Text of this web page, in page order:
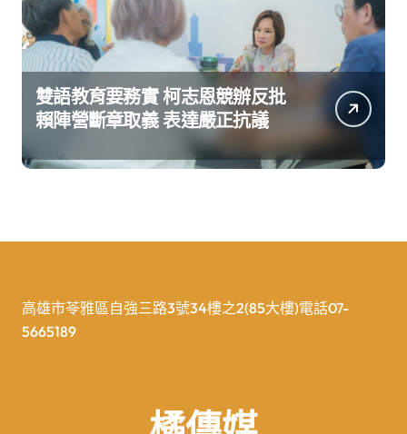
雙語教育要務實 柯志恩競辦反批
賴陣營斷章取義 表達嚴正抗議
高雄市苓雅區自強三路3號34樓之2(85大樓)電話07-
5665189